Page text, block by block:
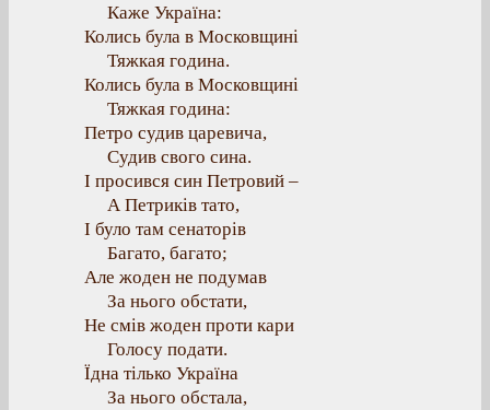
Каже Україна:
Колись була в Московщині
Тяжкая година.
Колись була в Московщині
Тяжкая година:
Петро судив царевича,
Судив свого сина.
І просився син Петровий –
А Петриків тато,
І було там сенаторів
Багато, багато;
Але жоден не подумав
За нього обстати,
Не смів жоден проти кари
Голосу подати.
Їдна тілько Україна
За нього обстала,